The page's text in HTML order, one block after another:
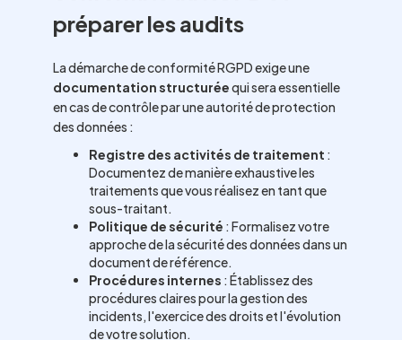
préparer les audits
La démarche de conformité RGPD exige une
documentation structuréequi sera essentielle
en cas de contrôle par une autorité de protection
des données :
Registre des activités de traitement :
Documentez de manière exhaustive les
traitements que vous réalisez en tant que
sous-traitant.
Politique de sécurité : Formalisez votre
approche de la sécurité des données dans un
document de référence.
Procédures internes : Établissez des
procédures claires pour la gestion des
incidents, l'exercice des droits et l'évolution
de votre solution.